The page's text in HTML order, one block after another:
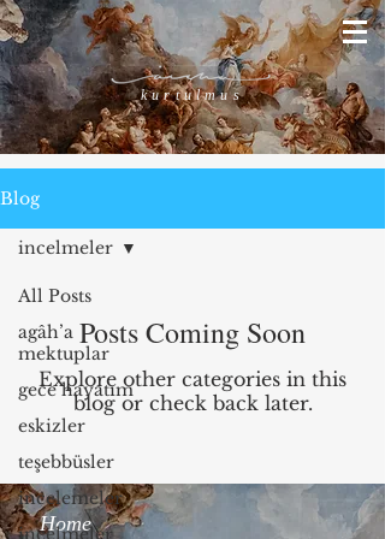
kurtulmus
Blog
All Posts
agâh’a
mektuplar
gece hayatım
eskizler
teşebbüsler
incelemeler
incelmeler
incelmeler
Posts Coming Soon
Explore other categories in this
blog or check back later.
Home